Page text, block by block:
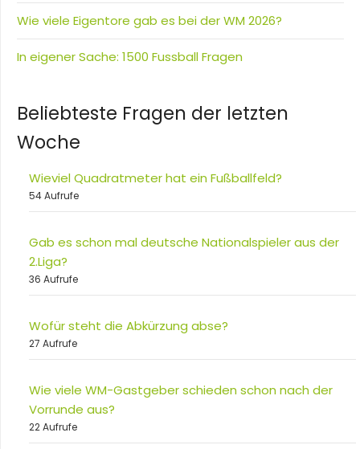
Wie viele Eigentore gab es bei der WM 2026?
In eigener Sache: 1500 Fussball Fragen
Beliebteste Fragen der letzten
Woche
Wieviel Quadratmeter hat ein Fußballfeld?
54 Aufrufe
Gab es schon mal deutsche Nationalspieler aus der
2.Liga?
36 Aufrufe
Wofür steht die Abkürzung abse?
27 Aufrufe
Wie viele WM-Gastgeber schieden schon nach der
Vorrunde aus?
22 Aufrufe